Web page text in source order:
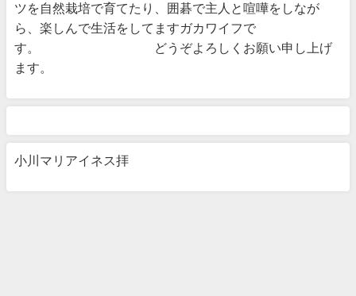
ツを自然栽培で育てたり、囲碁で主人と喧嘩をしなが
ら、楽しんで生活をしてますガカワイフで
す。 どうぞよろしくお願い申し上げ
ます。
小川マリアイネス拝